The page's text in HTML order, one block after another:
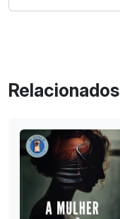
Relacionados